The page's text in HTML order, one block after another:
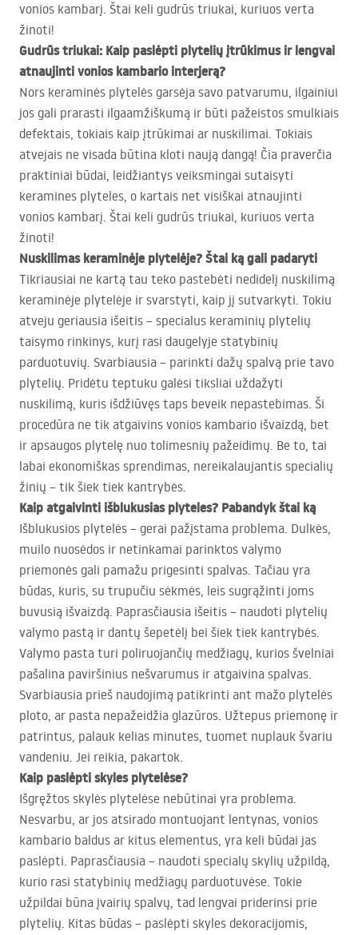
vonios kambarį. Štai keli gudrūs triukai, kuriuos verta
žinoti!
Gudrūs triukai: Kaip paslėpti plytelių įtrūkimus ir lengvai
atnaujinti vonios kambario interjerą?
Nors keraminės plytelės garsėja savo patvarumu, ilgainiui
jos gali prarasti ilgaamžiškumą ir būti pažeistos smulkiais
defektais, tokiais kaip įtrūkimai ar nuskilimai. Tokiais
atvejais ne visada būtina kloti naują dangą! Čia praverčia
praktiniai būdai, leidžiantys veiksmingai sutaisyti
keramines plyteles, o kartais net visiškai atnaujinti
vonios kambarį. Štai keli gudrūs triukai, kuriuos verta
žinoti!
Nuskilimas keraminėje plytelėje? Štai ką gali padaryti
Tikriausiai ne kartą tau teko pastebėti nedidelį nuskilimą
keraminėje plytelėje ir svarstyti, kaip jį sutvarkyti. Tokiu
atveju geriausia išeitis – specialus keraminių plytelių
taisymo rinkinys, kurį rasi daugelyje statybinių
parduotuvių. Svarbiausia – parinkti dažų spalvą prie tavo
plytelių. Pridėtu teptuku galėsi tiksliai uždažyti
nuskilimą, kuris išdžiūvęs taps beveik nepastebimas. Ši
procedūra ne tik atgaivins vonios kambario išvaizdą, bet
ir apsaugos plytelę nuo tolimesnių pažeidimų. Be to, tai
labai ekonomiškas sprendimas, nereikalaujantis specialių
žinių – tik šiek tiek kantrybės.
Kaip atgaivinti išblukusias plyteles? Pabandyk štai ką
Išblukusios plytelės – gerai pažįstama problema. Dulkės,
muilo nuosėdos ir netinkamai parinktos valymo
priemonės gali pamažu prigesinti spalvas. Tačiau yra
būdas, kuris, su trupučiu sėkmės, leis sugrąžinti joms
buvusią išvaizdą. Paprasčiausia išeitis – naudoti plytelių
valymo pastą ir dantų šepetėlį bei šiek tiek kantrybės.
Valymo pasta turi poliruojančių medžiagų, kurios švelniai
pašalina paviršinius nešvarumus ir atgaivina spalvas.
Svarbiausia prieš naudojimą patikrinti ant mažo plytelės
ploto, ar pasta nepažeidžia glazūros. Užtepus priemonę ir
patrintus, palauk kelias minutes, tuomet nuplauk švariu
vandeniu. Jei reikia, pakartok.
Kaip paslėpti skyles plytelėse?
Išgręžtos skylės plytelėse nebūtinai yra problema.
Nesvarbu, ar jos atsirado montuojant lentynas, vonios
kambario baldus ar kitus elementus, yra keli būdai jas
paslėpti. Paprasčiausia – naudoti specialų skylių užpildą,
kurio rasi statybinių medžiagų parduotuvėse. Tokie
užpildai būna įvairių spalvų, tad lengvai priderinsi prie
plytelių. Kitas būdas – paslėpti skyles dekoracijomis,